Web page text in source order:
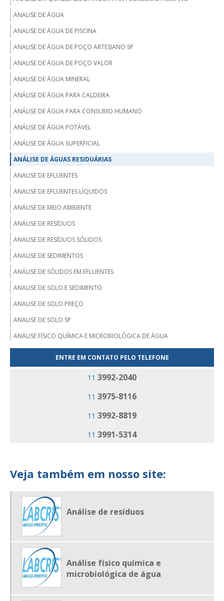
ANALISE DE ÁGUA
ANALISE DE ÁGUA DE PISCINA
ANALISE DE ÁGUA DE POÇO ARTESIANO SP
ANALISE DE ÁGUA DE POÇO VALOR
ANALISE DE ÁGUA MINERAL
ANÁLISE DE ÁGUA PARA CALDEIRA
ANÁLISE DE ÁGUA PARA CONSUMO HUMANO
ANÁLISE DE ÁGUA POTÁVEL
ANÁLISE DE ÁGUA SUPERFICIAL
ANÁLISE DE ÁGUAS RESIDUÁRIAS
ANALISE DE EFLUENTES
ANALISE DE EFLUENTES LÍQUIDOS
ANÁLISE DE MEIO AMBIENTE
ANÁLISE DE RESÍDUOS
ANALISE DE RESÍDUOS SÓLIDOS
ANALISE DE SEDIMENTOS
ANÁLISE DE SÓLIDOS EM EFLUENTES
ANALISE DE SOLO E SEDIMENTO
ANALISE DE SOLO PREÇO
ANALISE DE SOLO SP
ANÁLISE FÍSICO QUÍMICA E MICROBIOLÓGICA DE ÁGUA
ANALISE MICROBIOLÓGICA DE ÁGUA PARA CONSUMO HUMANO
EMPRESA ANÁLISE DE RESÍDUOS
EMPRESA DE ANALISE DE ÁGUA
EMPRESA DE ANALISE DE SOLO
LABORATÓRIO DE ANALISE DE ÁGUA
LABORATÓRIO DE ANÁLISE DE ÁGUA E EFLUENTES
LABORATÓRIO DE ANÁLISE DE EFLUENTES
LABORATÓRIO DE ANALISE DE RESÍDUOS
ENTRE EM CONTATO PELO TELEFONE
11 3992-2040
11 3975-8116
11 3992-8819
11 3991-5314
Veja também em nosso site:
Análise de resíduos
Análise físico química e
microbiológica de água